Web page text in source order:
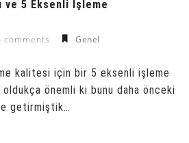
ve 5 Eksenli İşleme
comments Genel
kalitesi için bir 5 eksenli işleme
oldukça önemli ki bunu daha önceki
getirmiştik…